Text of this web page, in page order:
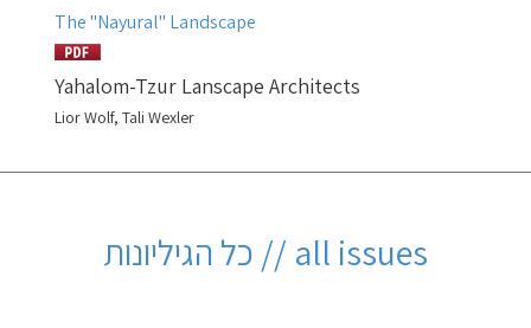
The ''Nayural'' Landscape
Yahalom-Tzur Lanscape Architects
Lior Wolf, Tali Wexler
all issues // כל הגיליונות